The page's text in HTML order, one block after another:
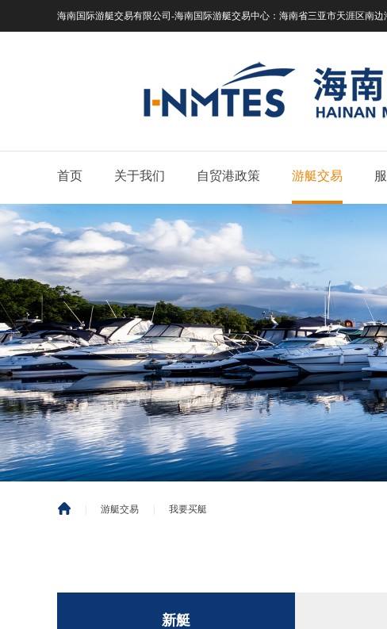
海南国际游艇交易有限公司-海南国际游艇交易中心： 海南省三亚市天涯区南
首页 关于我们 自贸港政策 游艇交易
游艇交易 我要买艇
新艇